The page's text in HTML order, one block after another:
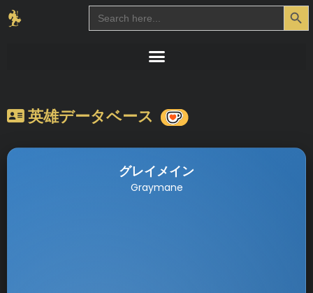
Search
for:
Search Button
英雄データベース
グレイメイン
Graymane